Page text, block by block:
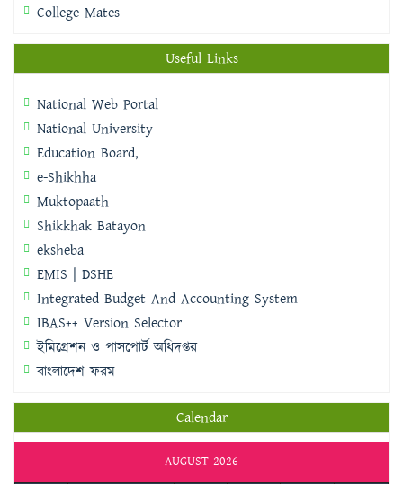
College Mates
Useful Links
National Web Portal
National University
Education Board,
e-Shikhha
Muktopaath
Shikkhak Batayon
eksheba
EMIS | DSHE
Integrated Budget And Accounting System
IBAS++ Version Selector
ইমিগ্রেশন ও পাসপোর্ট অধিদপ্তর
বাংলাদেশ ফরম
Calendar
AUGUST 2026